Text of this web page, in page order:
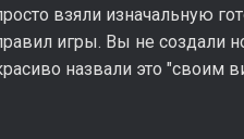
взяли изначальную
игры. Вы не создали
назвали это "своим